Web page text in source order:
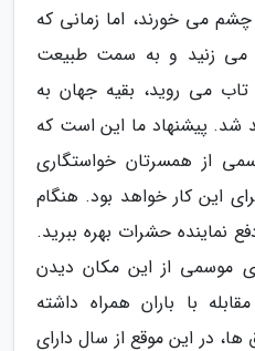
می خورند، اما زمانی که
می زنید و به سمت طبیعت
می روید، بقیه جهان به
شد. پیشنهاد ما این است که
از همسرتان خواستگاری
این کار خواهد بود. هنگام
نماینده حشرات بهره ببرید.
موسمی از این مکان دیدن
با باران همراه داشته
در این موقع از سال دارای